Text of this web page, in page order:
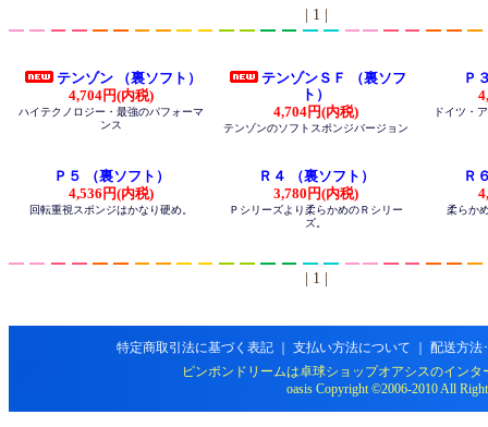
| 1 |
テンゾン （裏ソフト）
4,704円(内税)
ハイテクノロジー・最強のパフォーマ
ンス
テンゾンＳＦ （裏ソフ
ト）
4,704円(内税)
テンゾンのソフトスポンジバージョン
Ｐ
ドイツ・
Ｐ５ （裏ソフト）
4,536円(内税)
回転重視スポンジはかなり硬め。
Ｒ４ （裏ソフト）
3,780円(内税)
Ｐシリーズより柔らかめのＲシリー
ズ。
Ｒ
柔らか
| 1 |
特定商取引法に基づく表記 支払い方法について
配送方法
ピンポンドリームは卓球ショップオアシスのイン
oasis Copyright ©2006-2010 All